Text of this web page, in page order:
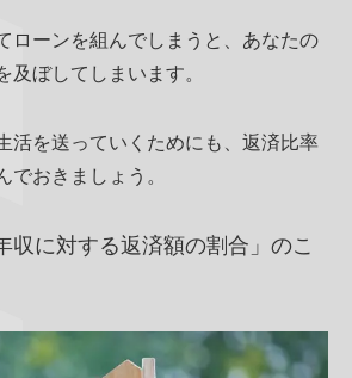
ローンを組んでしまうと、あなたの
及ぼしてしまいます。
活を送っていくためにも、返済比率
でおきましょう。
収に対する返済額の割合」のこ